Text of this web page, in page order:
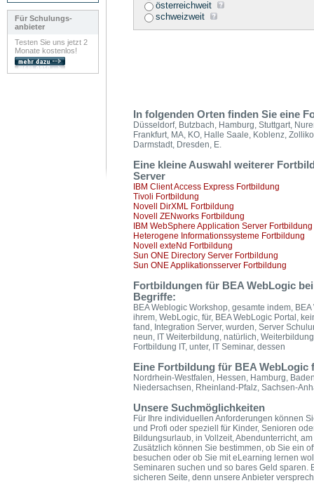
Für Schulungs-
anbieter
Testen Sie uns jetzt 2
Monate kostenlos!
österreichweit
schweizweit
In folgenden Orten finden Sie eine
Düsseldorf, Butzbach, Hamburg, Stuttgart,
Frankfurt, MA, KO, Halle Saale, Koblenz,
Darmstadt, Dresden, E.
Eine kleine Auswahl weiterer
Server
IBM Client Access Express Fortbildung
Tivoli Fortbildung
Novell DirXML Fortbildung
Novell ZENworks Fortbildung
IBM WebSphere Application Server Fortbildung
Heterogene Informationssysteme Fortbildung
Novell exteNd Fortbildung
Sun ONE Directory Server Fortbildung
Sun ONE Applikationsserver Fortbildung
Fortbildungen für BEA WebLogic
Begriffe:
BEA Weblogic Workshop, gesamte indem,
ihrem, WebLogic, für, BEA WebLogic Portal,
fand, Integration Server, wurden, Server
neun, IT Weiterbildung, natürlich,
Fortbildung IT, unter, IT Seminar, dessen
Eine Fortbildung für BEA
Nordrhein-Westfalen, Hessen, Hamburg,
Niedersachsen, Rheinland-Pfalz, Sachsen-
Unsere Suchmöglichkeiten
Für Ihre individuellen Anforderungen können
und Profi oder speziell für Kinder, Senioren
Bildungsurlaub, in Vollzeit, Abendunterricht,
Zusätzlich können Sie bestimmen, ob Sie ein
besuchen oder ob Sie mit eLearning lernen
Seminaren suchen und so bares Geld sparen.
sicheren Seite, denn unsere Anbieter